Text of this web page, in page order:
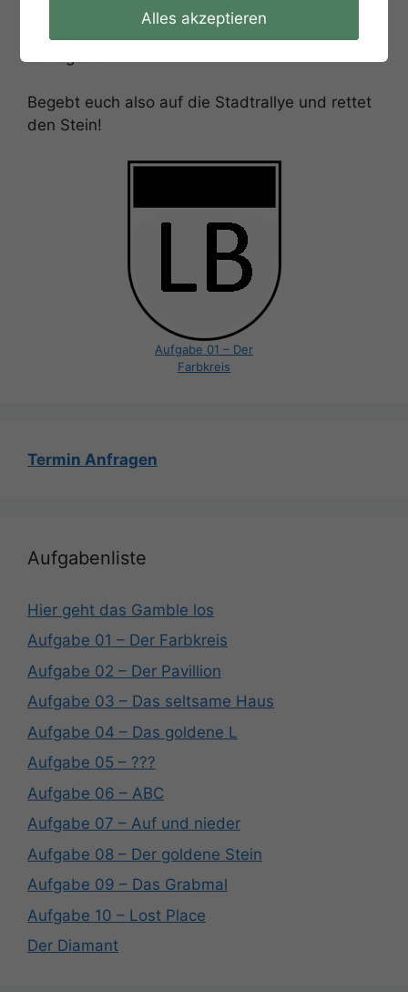
Schafft ihr es den Dieb in seinem „Gamble“ zu
Begebt euch also auf die Stadtrallye und rettet
den Stein!
Aufgabe 01 – Der
Farbkreis
Termin Anfragen
Aufgabenliste
Hier geht das Gamble los
Aufgabe 01 – Der Farbkreis
Aufgabe 02 – Der Pavillion
Aufgabe 03 – Das seltsame Haus
Aufgabe 04 – Das goldene L
Aufgabe 05 – ???
Aufgabe 06 – ABC
Aufgabe 07 – Auf und nieder
Aufgabe 08 – Der goldene Stein
Aufgabe 09 – Das Grabmal
Aufgabe 10 – Lost Place
Der Diamant
Alles akzeptieren